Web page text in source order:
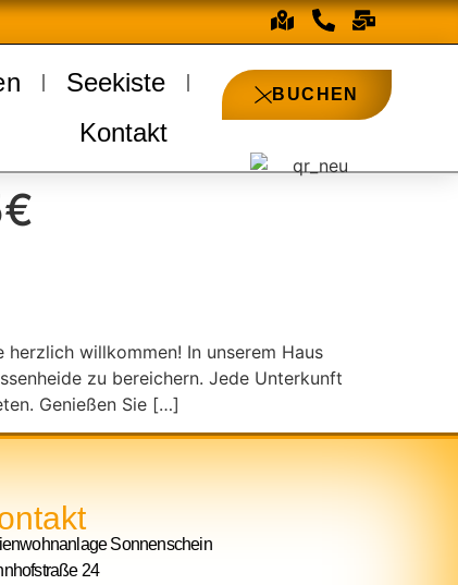
Seekiste
Kontakt
BUCHEN
willkommen! In unserem Haus
zu bereichern. Jede Unterkunft
Genießen Sie […]
Sonnenschein
24